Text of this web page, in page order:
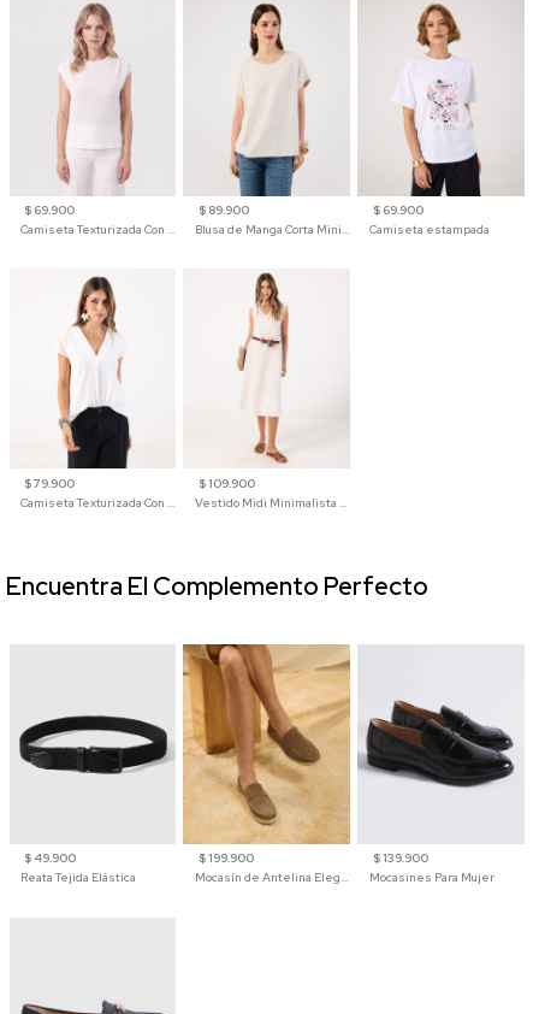
$ 69.900
$ 89.900
$ 69.900
Camiseta estampada
$ 79.900
$ 109.900
$ 49.900
Reata Tejida Elástica
$ 199.900
Mocasín de Antelina Elegante con Suela de Contraste Para Hombre
$ 139.900
Mocasines Para Mujer
Encuentra El Complemento Perfecto